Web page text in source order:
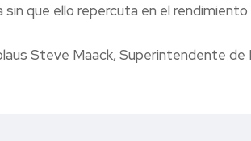
que ello repercuta en el
Steve Maack, Superintendente